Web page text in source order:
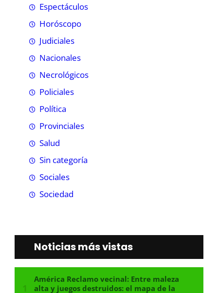
Espectáculos
Horóscopo
Judiciales
Nacionales
Necrológicos
Policiales
Política
Provinciales
Salud
Sin categoría
Sociales
Sociedad
Noticias más vistas